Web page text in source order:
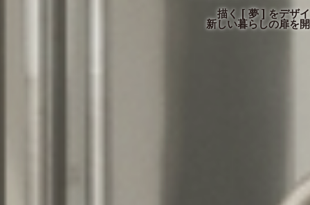
描く [ 夢 ] をデザ
新しい暮らしの扉を